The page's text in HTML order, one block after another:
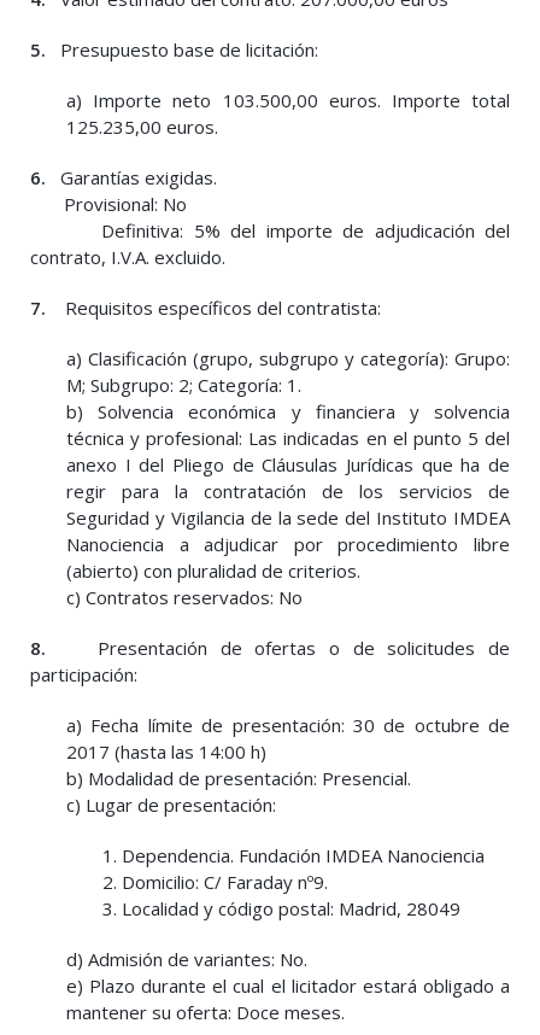
5. Presupuesto base de licitación:
a) Importe neto 103.500,00 euros. Importe total
125.235,00 euros.
6.
Garantías exigidas.
Provisional: No
Definitiva: 5% del importe de adjudicación del
contrato, I.V.A. excluido.
7. Requisitos específicos del contratista:
a) Clasificación (grupo, subgrupo y categoría): Grupo:
M; Subgrupo: 2; Categoría: 1.
b) Solvencia económica y financiera y solvencia
técnica y profesional: Las indicadas en el punto 5 del
anexo I del Pliego de Cláusulas Jurídicas que ha de
regir para la contratación de los servicios de
Seguridad y Vigilancia de la sede del Instituto IMDEA
Nanociencia a adjudicar por procedimiento libre
(abierto) con pluralidad de criterios.
c) Contratos reservados: No
8.
Presentación de ofertas o de solicitudes de
participación:
a) Fecha límite de presentación: 30 de octubre de
2017 (hasta las 14:00 h)
b) Modalidad de presentación: Presencial.
c) Lugar de presentación:
1. Dependencia. Fundación IMDEA Nanociencia
2. Domicilio: C/ Faraday nº9.
3. Localidad y código postal: Madrid, 28049
d) Admisión de variantes: No.
e) Plazo durante el cual el licitador estará obligado a
mantener su oferta: Doce meses.